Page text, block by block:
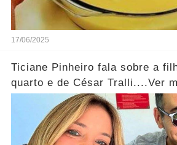
17/06/2025
Ticiane Pinheiro fala sobre a
quarto e de César Tralli....Ver